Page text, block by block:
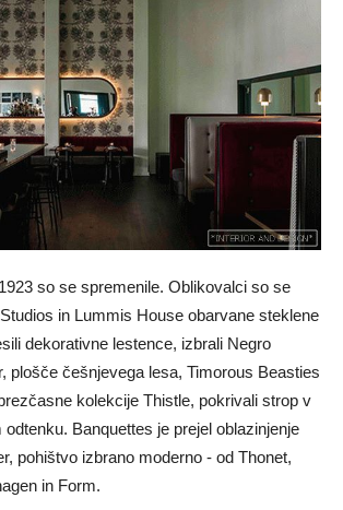
so se spremenile. Oblikovalci so se
in Lummis House obarvane steklene
dekorativne lestence, izbrali Negro
plošče češnjevega lesa, Timorous Beasties
kolekcije Thistle, pokrivali strop v
Banquettes je prejel oblazinjenje
pohištvo izbrano moderno - od Thonet,
in Form.